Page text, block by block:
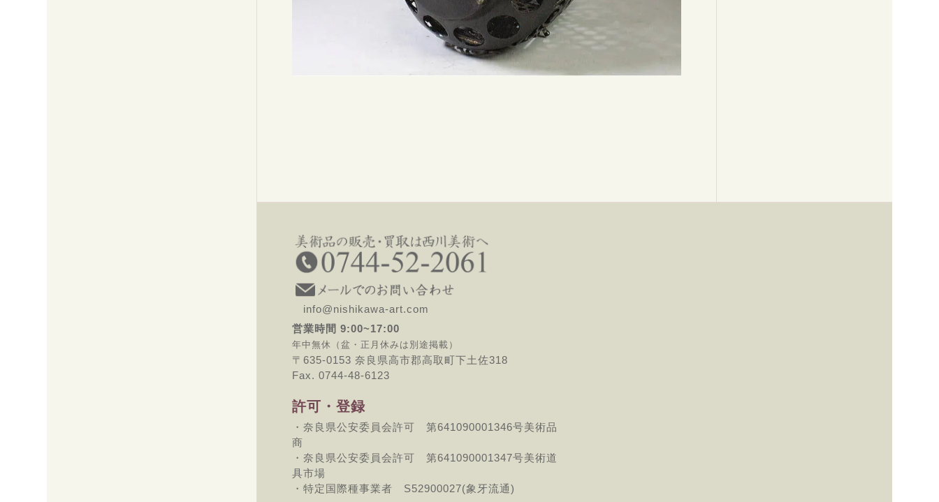
info@nishikawa-art.com
営業時間 9:00~17:00
年中無休（盆・正月休みは別途掲載）
〒635-0153 奈良県高市郡高取町下土佐318
Fax. 0744-48-6123
許可・登録
・奈良県公安委員会許可 第641090001346号美術品
商
・奈良県公安委員会許可 第641090001347号美術道
具市場
・特定国際種事業者 S52900027(象牙流通)